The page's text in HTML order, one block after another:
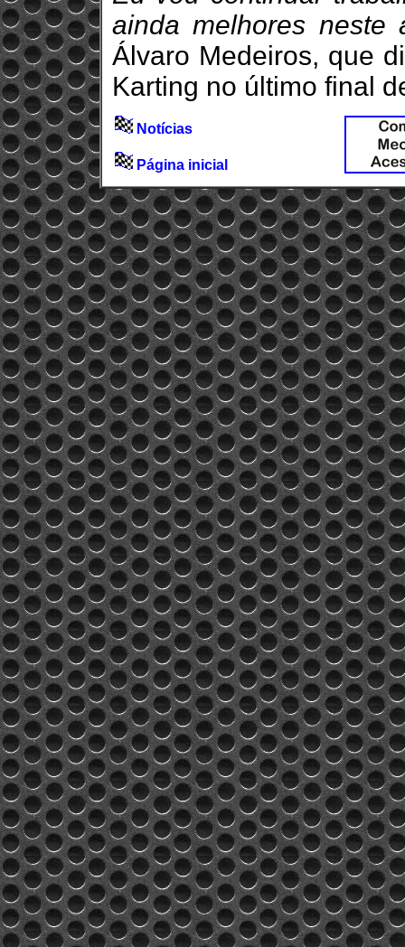
ainda melhores neste
Álvaro Medeiros, que
Karting no último final
Notícias
Página inicial